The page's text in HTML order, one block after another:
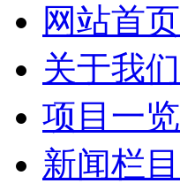
网站首页
关于我们
项目一览
新闻栏目